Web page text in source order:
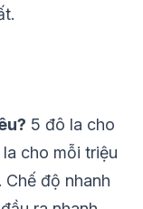
5 đô la cho
cho mỗi triệu
độ nhanh